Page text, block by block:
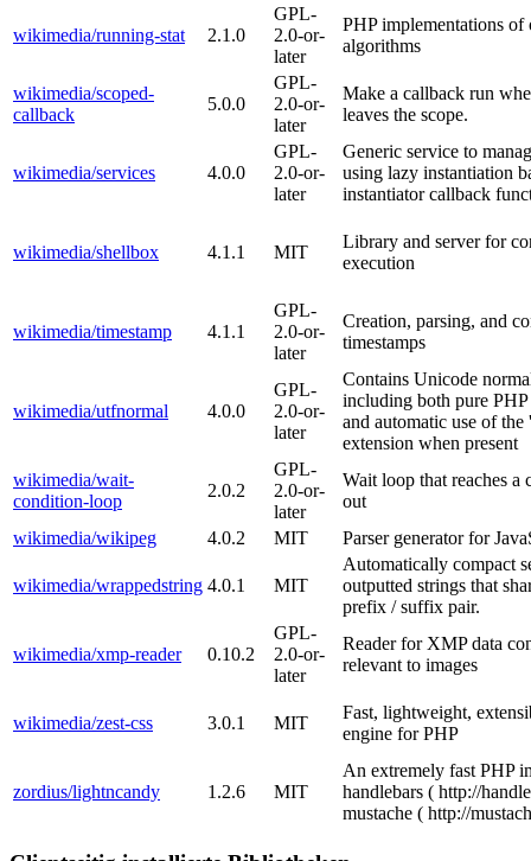
wikimedia/running-stat 2.1.0
GPL-
2.0-or-
later
PHP implementations of
algorithms
wikimedia/scoped-
callback
5.0.0
GPL-
2.0-or-
later
Make a callback run
leaves the scope.
wikimedia/services 4.0.0
GPL-
2.0-or-
later
Generic service to
using lazy instantiation
instantiator callback
wikimedia/shellbox 4.1.1 MIT
Library and server for
execution
wikimedia/timestamp 4.1.1
GPL-
2.0-or-
later
Creation, parsing, and
timestamps
wikimedia/utfnormal 4.0.0
GPL-
2.0-or-
later
Contains Unicode
including both pure
and automatic use of
extension when present
wikimedia/wait-
condition-loop
2.0.2
GPL-
2.0-or-
later
Wait loop that reaches a
out
wikimedia/wikipeg
4.0.2 MIT Parser generator for
wikimedia/wrappedstring 4.0.1 MIT
Automatically compact
outputted strings that
prefix / suffix pair.
wikimedia/xmp-reader 0.10.2
GPL-
2.0-or-
later
Reader for XMP data
relevant to images
wikimedia/zest-css 3.0.1 MIT
Fast, lightweight,
engine for PHP
zordius/lightncandy 1.2.6 MIT
An extremely fast PHP
handlebars ( http://
mustache ( http://